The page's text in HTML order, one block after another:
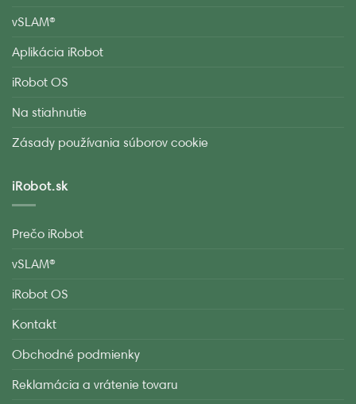
vSLAM®
Aplikácia iRobot
iRobot OS
Na stiahnutie
Zásady používania súborov cookie
iRobot.sk
Prečo iRobot
vSLAM®
iRobot OS
Kontakt
Obchodné podmienky
Reklamácia a vrátenie tovaru